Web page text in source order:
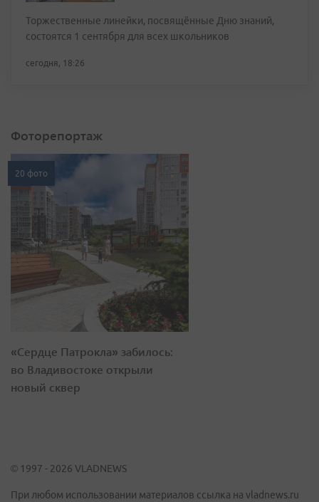
Торжественные линейки, посвящённые Дню знаний,
состоятся 1 сентября для всех школьников
сегодня, 18:26
Фоторепортаж
20 фото
«Сердце Патрокла» забилось:
во Владивостоке открыли
новый сквер
© 1997 - 2026 VLADNEWS
При любом использовании материалов ссылка на vladnews.ru